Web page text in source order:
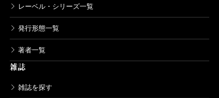
レーベル・シリーズ一覧
発行形態一覧
著者一覧
雑誌
雑誌を探す